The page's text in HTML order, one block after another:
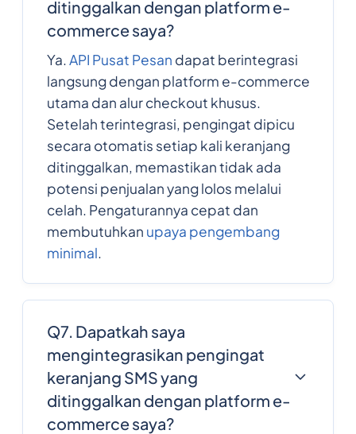
ditinggalkan dengan platform e-
commerce saya?
Ya.API Pusat Pesan dapat berintegrasi
langsung dengan platform e-commerce
utama dan alur checkout khusus.
Setelah terintegrasi, pengingat dipicu
secara otomatis setiap kali keranjang
ditinggalkan, memastikan tidak ada
potensi penjualan yang lolos melalui
celah. Pengaturannya cepat dan
membutuhkan upaya pengembang
minimal.
Q7. Dapatkah saya
mengintegrasikan pengingat
keranjang SMS yang
ditinggalkan dengan platform e-
commerce saya?